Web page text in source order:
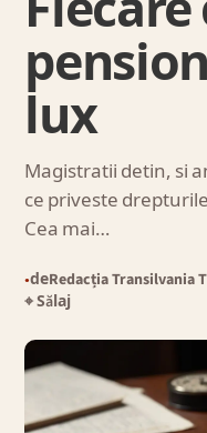
lux
Magistratii detin, si
ce priveste
Cea mai…
●deRedacția Transilvania
⌖ Sălaj